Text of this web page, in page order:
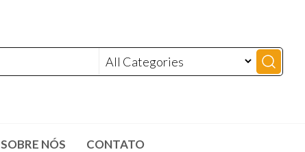
SOBRE NÓS CONTATO